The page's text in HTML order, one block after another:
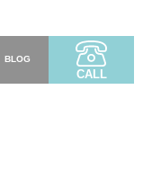
BLOG
CALL